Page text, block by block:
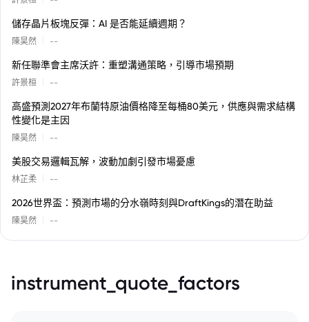
儲存晶片板塊反彈：AI 是否能延續週期？
陳昊然 --
新任聯準會主席沃許：重塑溝通策略，引導市場預期
許景桓 --
高盛預測2027年布蘭特原油價格降至每桶80美元，供應與需求結構
性變化是主因
陳昊然 --
美股交易邏輯瓦解，波動加劇引發市場憂慮
林芷柔 --
2026世界盃：預測市場的分水嶺時刻與DraftKings的潛在助益
陳昊然 --
instrument_quote_factors